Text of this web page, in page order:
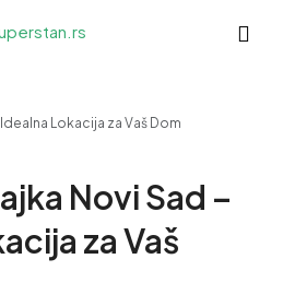
Lokacija za Vaš Dom
Novi Sad –
za Vaš